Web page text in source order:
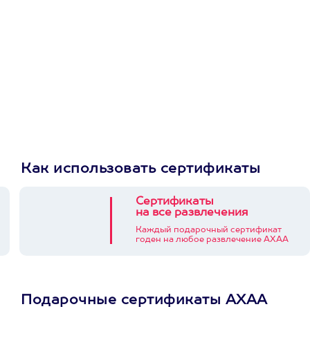
Как использовать сертификаты
Сертификаты
на все развлечения
Каждый подарочный сертификат
годен на любое развлечение АХАА
Подарочные сертификаты АХАА